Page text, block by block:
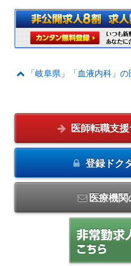
「岐阜県」「血液内科」
医師転職支
登録ドク
医療機